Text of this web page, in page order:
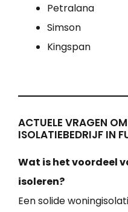
Petralana
Simson
Kingspan
ACTUELE VRAGEN
ISOLATIEBEDRIJF IN
Wat is het voordeel
isoleren?
Een solide